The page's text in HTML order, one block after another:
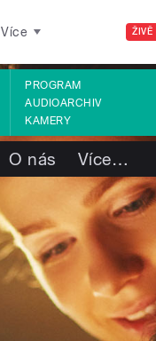
ŽIVĚ
Více
PROGRAM
AUDIOARCHIV
KAMERY
O nás Více…